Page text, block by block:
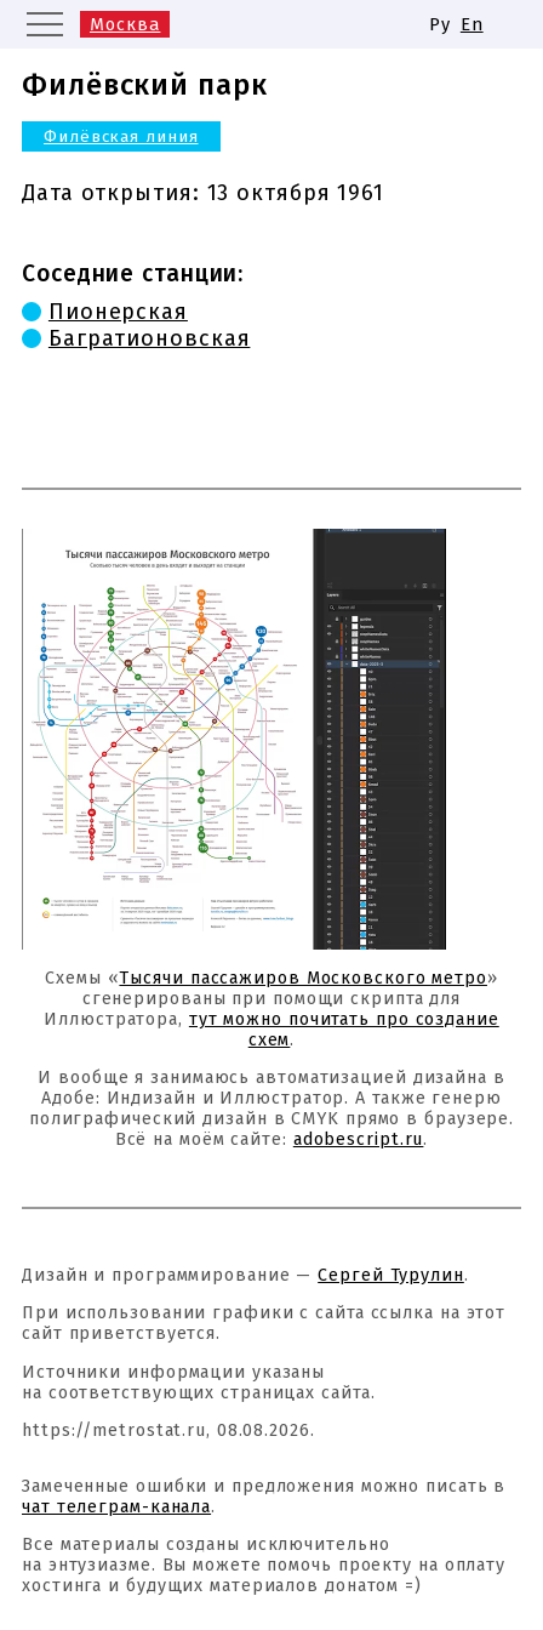
Москва
Казань
Нижний Новгород
Новосибирск
Одинаковые названия станций
метро
Ру En
Филёвский парк
Филёвская линия
Дата открытия: 13 октября 1961
Соседние станции:
Пионерская
Багратионовская
Схемы «Тысячи пассажиров Московского метро»
сгенерированы при помощи скрипта для
Иллюстратора, тут можно почитать про создание
схем.
И вообще я занимаюсь автоматизацией дизайна в
Адобе: Индизайн и Иллюстратор. А также генерю
полиграфический дизайн в CMYK прямо в браузере.
Всё на моём сайте: adobescript.ru.
Дизайн и программирование —Сергей Турулин.
При использовании графики с сайта ссылка на этот
сайт приветствуется.
Источники информации указаны
на соответствующих страницах сайта.
https://metrostat.ru, 08.08.2026.
Замеченные ошибки и предложения можно писать в
чат телеграм-канала.
Все материалы созданы исключительно
на энтузиазме. Вы можете помочь проекту на оплату
хостинга и будущих материалов донатом =)